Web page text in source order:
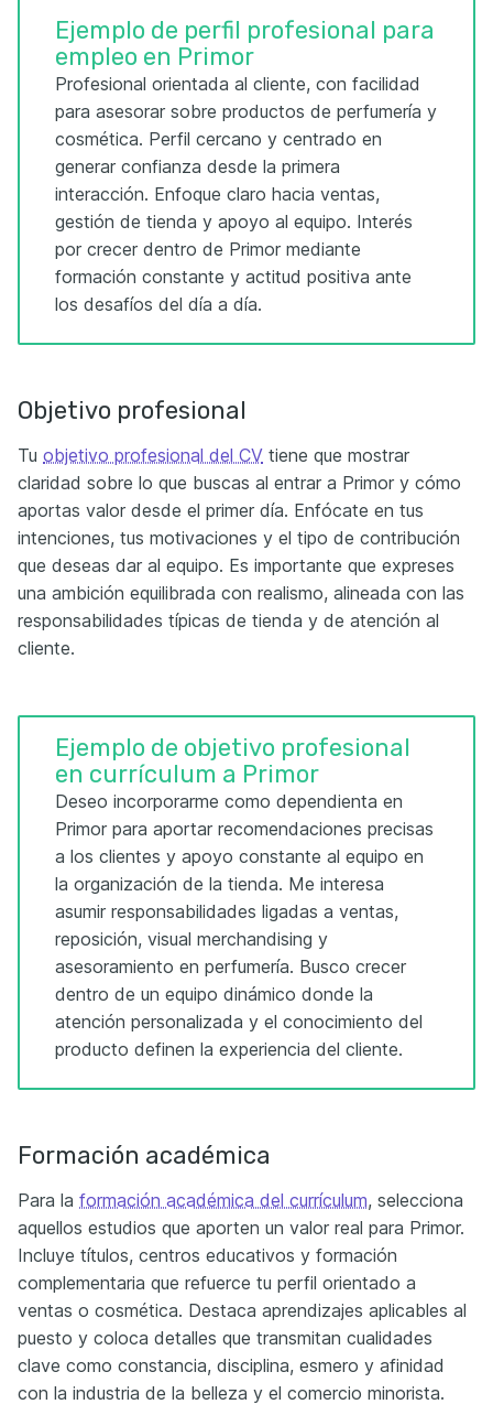
Ejemplo de perfil profesional para
empleo en Primor
Profesional orientada al cliente, con facilidad
para asesorar sobre productos de perfumería y
cosmética. Perfil cercano y centrado en
generar confianza desde la primera
interacción. Enfoque claro hacia ventas,
gestión de tienda y apoyo al equipo. Interés
por crecer dentro de Primor mediante
formación constante y actitud positiva ante
los desafíos del día a día.
Objetivo profesional
Tu objetivo profesional del CV tiene que mostrar
claridad sobre lo que buscas al entrar a Primor y cómo
aportas valor desde el primer día. Enfócate en tus
intenciones, tus motivaciones y el tipo de contribución
que deseas dar al equipo. Es importante que expreses
una ambición equilibrada con realismo, alineada con las
responsabilidades típicas de tienda y de atención al
cliente.
Ejemplo de objetivo profesional
en currículum a Primor
Deseo incorporarme como dependienta en
Primor para aportar recomendaciones precisas
a los clientes y apoyo constante al equipo en
la organización de la tienda. Me interesa
asumir responsabilidades ligadas a ventas,
reposición, visual merchandising y
asesoramiento en perfumería. Busco crecer
dentro de un equipo dinámico donde la
atención personalizada y el conocimiento del
producto definen la experiencia del cliente.
Formación académica
Para la formación académica del currículum, selecciona
aquellos estudios que aporten un valor real para Primor.
Incluye títulos, centros educativos y formación
complementaria que refuerce tu perfil orientado a
ventas o cosmética. Destaca aprendizajes aplicables al
puesto y coloca detalles que transmitan cualidades
clave como constancia, disciplina, esmero y afinidad
con la industria de la belleza y el comercio minorista.